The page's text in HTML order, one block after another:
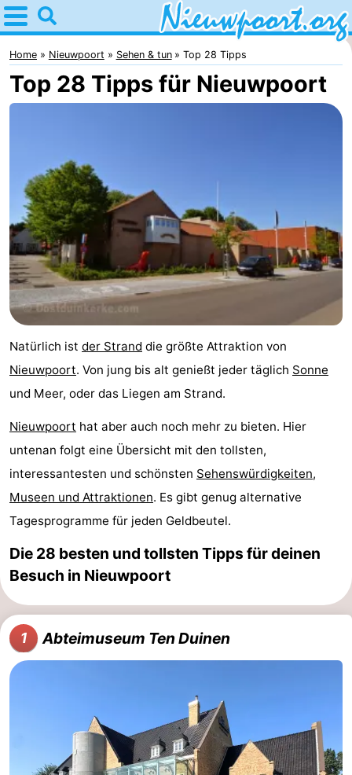
Home
Nieuwpoort
Tipps
Übernachten
Appartements
-
Holiday
Suites
-
Holiday
Westende
Campingplätze
-
Oostduinkerke
aan
zee
Westende
Hotels
Zimmer
(mit
Frühstück)
Lastminutes
Strand
Sehen
&
-
Aussichtspunkte
Attraktionen
Home Nieuwpoort Sehen & tun Top 28 Tipps
Top 28 Tipps für Nieuwpoort
Natürlich ist der Strand die größte Attraktion von
Nieuwpoort. Von jung bis alt genießt jeder täglich Sonne
und Meer, oder das Liegen am Strand.
Nieuwpoort hat aber auch noch mehr zu bieten. Hier
untenan folgt eine Übersicht mit den tollsten,
interessantesten und schönsten Sehenswürdigkeiten,
Museen und Attraktionen. Es gibt genug alternative
Tagesprogramme für jeden Geldbeutel.
Die 28 besten und tollsten Tipps für deinen
Besuch in Nieuwpoort
1 Abteimuseum Ten Duinen